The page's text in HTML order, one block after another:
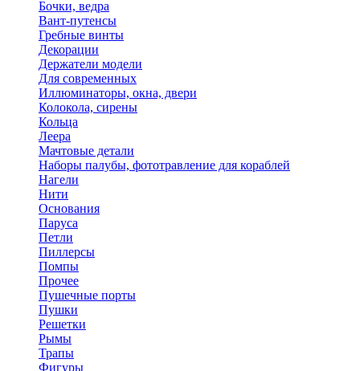
Бочки, ведра
Вант-путенсы
Гребные винты
Декорации
Держатели модели
Для современных
Иллюминаторы, окна, двери
Колокола, сирены
Кольца
Леера
Мачтовые детали
Наборы палубы, фототравление для кораблей
Нагели
Нити
Основания
Паруса
Петли
Пиллерсы
Помпы
Прочее
Пушечные порты
Пушки
Решетки
Рымы
Трапы
Фигуры